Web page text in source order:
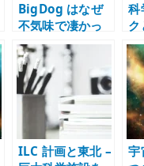
BigDog はなぜ
不気味で凄かっ
たのか – 歩行ロ
ボット、制御、
身体性を考える
科
ク
利
御
る
ILC 計画と東北 –
宇